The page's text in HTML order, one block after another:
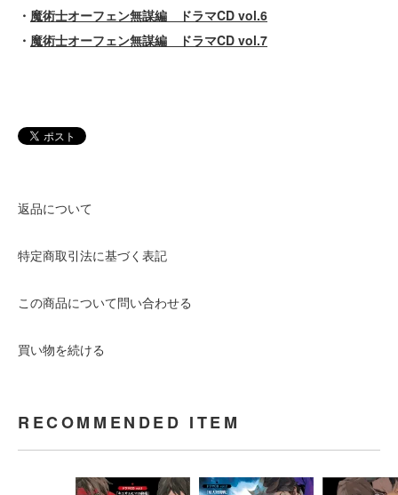
・ 魔術士オーフェン無謀編 ドラマCD vol.6
・ 魔術士オーフェン無謀編 ドラマCD vol.7
返品について
特定商取引法に基づく表記
この商品について問い合わせる
買い物を続ける
RECOMMENDED ITEM